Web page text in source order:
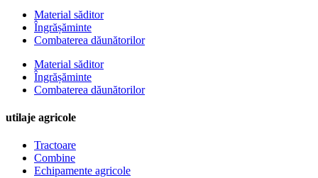
Material săditor
Îngrășăminte
Combaterea dăunătorilor
Material săditor
Îngrășăminte
Combaterea dăunătorilor
utilaje agricole
Tractoare
Combine
Echipamente agricole